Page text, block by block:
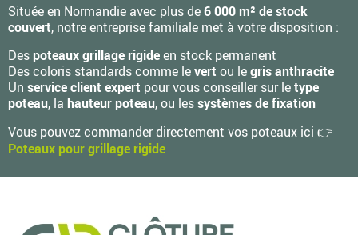
Située en Normandie avec plus de6 000 m² de stock
couvert, notre entreprise familiale met à votre disposition :
Des poteaux grillage rigideen stock permanent
Des coloris standards comme levert ou legris anthracite
Un service client expert pour vous conseiller sur letype
poteau, la hauteur poteau, ou lessystèmes de fixation
Vous pouvez commander directement vos poteaux ici 👉
Poteaux pour grillage rigide